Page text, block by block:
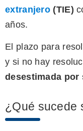
extranjero (TIE)
años.
El plazo para
y si no hay
desestimada
¿Qué sucede